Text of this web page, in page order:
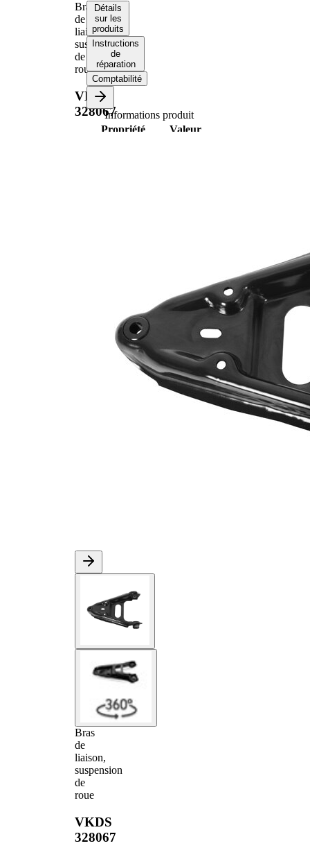
Bras
de
liaison,
suspension
de
roue
VKDS
328067
Bras
de
liaison,
suspension
de
roue
VKDS
328067
Détails
sur les
produits
Instructions
de
réparation
Comptabilité
Informations produit
Propriété
Valeur
Bras
triangulaire